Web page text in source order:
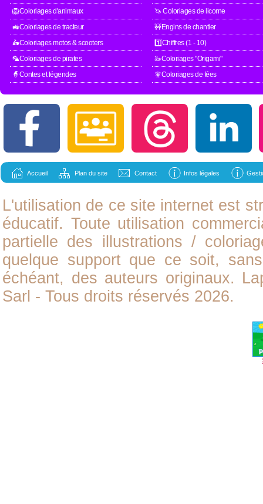
🦁Coloriages d'animaux
🦄 Coloriages de licorne
🚜Coloriages de tracteur
🚧Engins de chantier
🛵Coloriages motos & scooters
1️⃣Chiffres (1 - 10)
🦜Coloriages de pirates
🦢Coloriages "Origami"
🧙Contes et légendes
🧚Coloriages de fées
Accueil Plan du site Contact Infos légales
L'utilisation de ce site internet est
éducatif. Toute utilisation
partielle des illustrations /
quelque support que ce soit,
échéant, des auteurs originaux.
Sarl - Tous droits réservés 2026.